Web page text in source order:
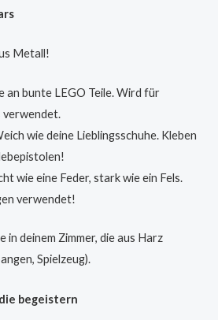
Metall!
an bunte LEGO Teile. Wird für
verwendet.
wie deine Lieblingsschuhe. Kleben
wie eine Feder, stark wie ein Fels.
verwendet!
in deinem Zimmer, die aus Harz
Spielzeug).
begeistern